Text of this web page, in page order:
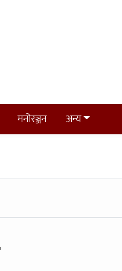
मनोरञ्जन अन्य